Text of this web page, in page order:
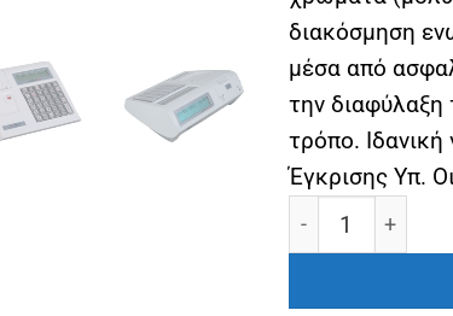
διακόσμηση
μέσα από
την διαφύλαξη
τρόπο. Ιδανική
Έγκρισης Υπ.
Ταμειακή